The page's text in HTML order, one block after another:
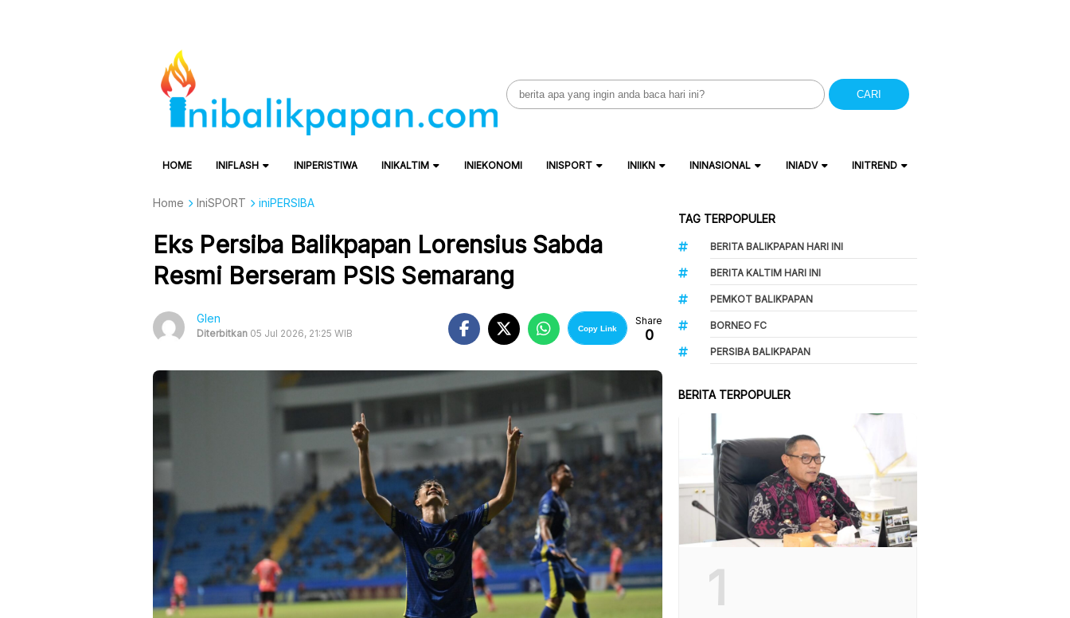
Search
for:
CARI
HOME INIFLASH INIPERISTIWA INIKALTIM INIEKONOMI INISPORT INIIKN ININASIONAL INIADV INITREND
Home IniSPORT iniPERSIBA
Eks Persiba Balikpapan Lorensius Sabda
Resmi Berseram PSIS Semarang
Glen
Diterbitkan 05 Jul 2026, 21:25 WIB Copy Link
Share
0
TAG TERPOPULER
BERITA BALIKPAPAN HARI INI
BERITA KALTIM HARI INI
PEMKOT BALIKPAPAN
BORNEO FC
PERSIBA BALIKPAPAN
BERITA TERPOPULER
1